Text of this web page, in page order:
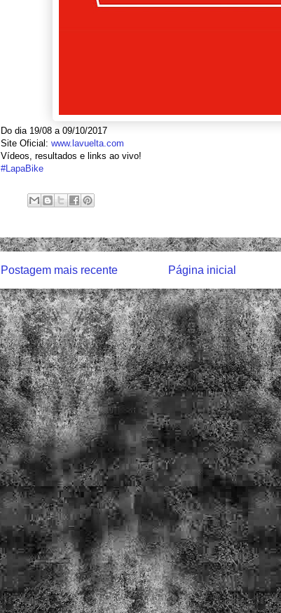
Do dia 19/08 a 09/10/2017
Site Oficial: www.lavuelta.com
Vídeos, resultados e links ao vivo!
#LapaBike
Postagem mais recente Página inicial